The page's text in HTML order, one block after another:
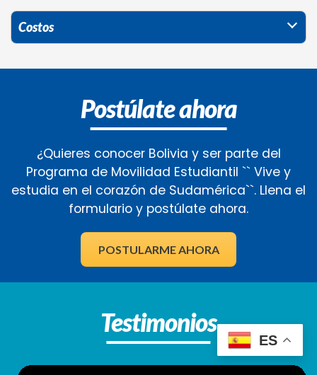
Costos
Postúlate ahora
¿Quieres conocer Bolivia y ser parte del
Programa de Movilidad Estudiantil `` Vive y
estudia en el corazón de Sudamérica``. Llena el
formulario y postúlate ahora.
POSTULARME AHORA
Testimonios
ES